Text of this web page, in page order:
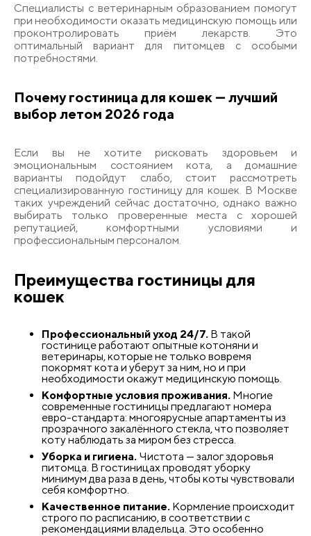
Специалисты с ветеринарным образованием помогут
при необходимости оказать медицинскую помощь или
проконтролировать приём лекарств. Это
оптимальный вариант для питомцев с особыми
потребностями.
Почему гостиница для кошек — лучший
выбор летом 2026 года
Если вы не хотите рисковать здоровьем и
эмоциональным состоянием кота, а домашние
варианты подойдут слабо, стоит рассмотреть
специализированную гостиницу для кошек. В Москве
таких учреждений сейчас достаточно, однако важно
выбирать только проверенные места с хорошей
репутацией, комфортными условиями и
профессиональным персоналом.
Преимущества гостиницы для
кошек
Профессиональный уход 24/7. В такой
гостинице работают опытные котоняни и
ветеринары, которые не только вовремя
покормят кота и уберут за ним, но и при
необходимости окажут медицинскую помощь.
Комфортные условия проживания. Многие
современные гостиницы предлагают номера
евро-стандарта: многоярусные апартаменты из
прозрачного закалённого стекла, что позволяет
коту наблюдать за миром без стресса.
Уборка и гигиена. Чистота — залог здоровья
питомца. В гостиницах проводят уборку
минимум два раза в день, чтобы коты чувствовали
себя комфортно.
Качественное питание. Кормление происходит
строго по расписанию, в соответствии с
рекомендациями владельца. Это особенно